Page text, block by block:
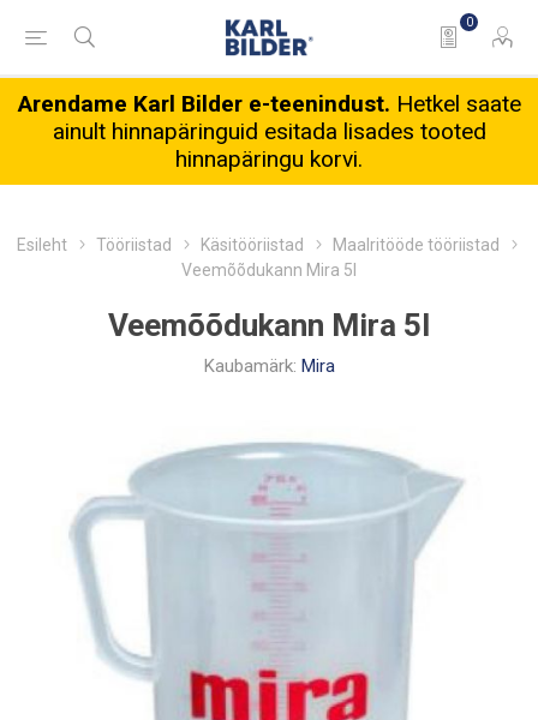
0
Arendame Karl Bilder e-teenindust. Hetkel saate
ainult hinnapäringuid esitada lisades tooted
hinnapäringu korvi.
Esileht Tööriistad Käsitööriistad
Maalritööde tööriistad
Veemõõdukann Mira 5l
Veemõõdukann Mira 5l
Kaubamärk: Mira